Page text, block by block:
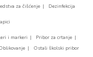
za čišćenje Dezinfekcija
i markeri
Pribor za crtanje
Ostali školski pribor